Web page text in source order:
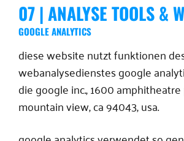
07 | ANALYSE TOOLS &
GOOGLE ANALYTICS
diese website nutzt funktionen
webanalysedienstes google
die google inc., 1600
mountain view, ca 94043, usa.